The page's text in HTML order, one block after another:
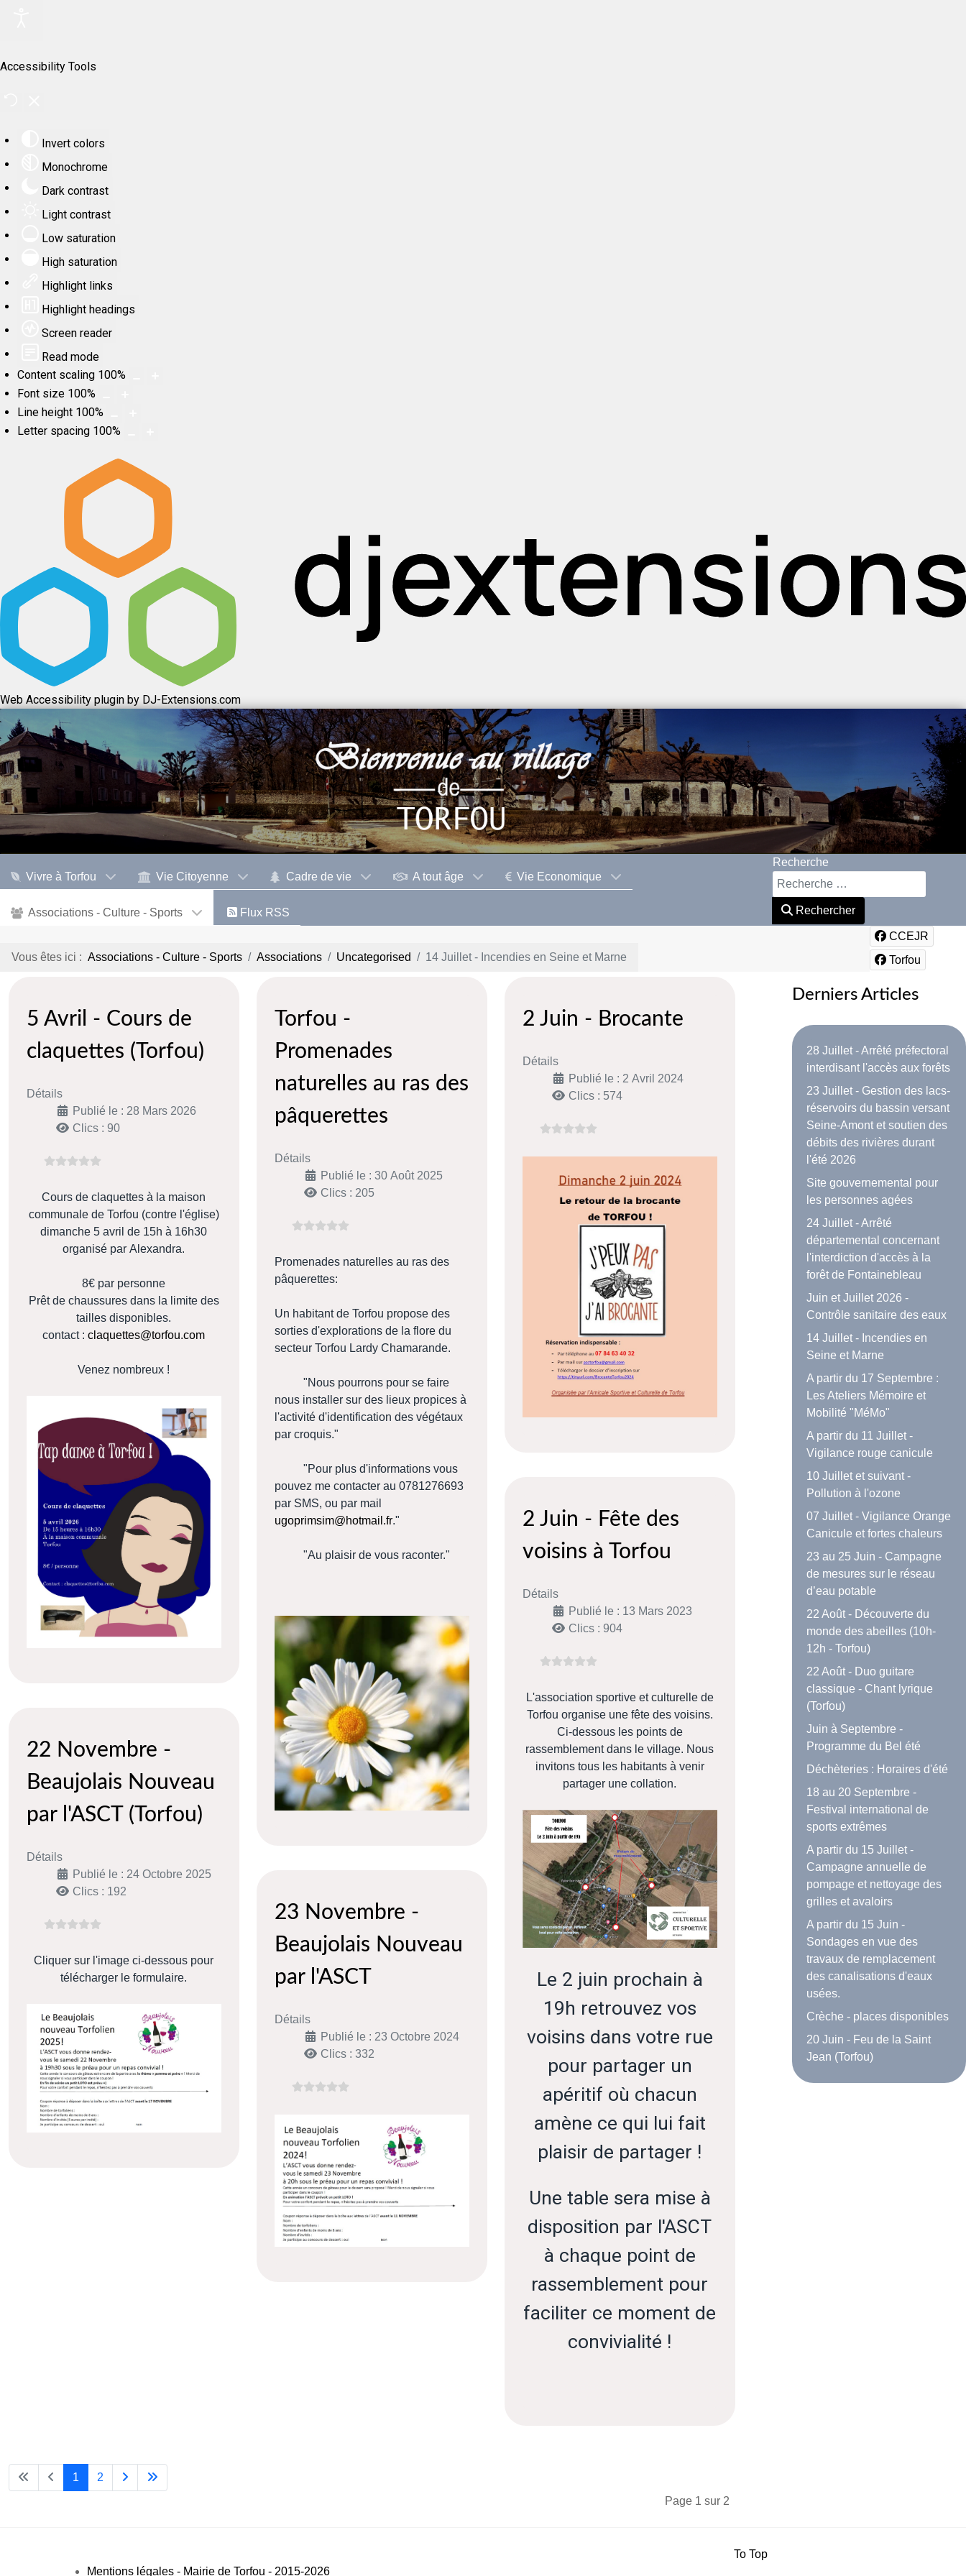
Accessibility Tools
Invert colors
Monochrome
Dark contrast
Light contrast
Low saturation
High saturation
Highlight links
Highlight headings
Screen reader
Read mode
Content scaling 100%
Font size 100%
Line height 100%
Letter spacing 100%
Web Accessibility plugin by DJ-Extensions.com
Vivre à Torfou Vie Citoyenne Cadre de vie A tout âge Vie Economique
Associations - Culture - Sports Flux RSS
Recherche
Rechercher
Vous êtes ici : Associations - Culture - Sports Associations Uncategorised 14 Juillet - Incendies en Seine et Marne
CCEJR
Torfou
5 Avril - Cours de
claquettes (Torfou)
Détails
Publié le : 28 Mars 2026
Clics : 90
Cours de claquettes à la maison
communale de Torfou (contre l'église)
dimanche 5 avril de 15h à 16h30
organisé par Alexandra.
8€ par personne
Prêt de chaussures dans la limite des
tailles disponibles.
contact :claquettes@torfou.com
Venez nombreux !
22 Novembre -
Beaujolais Nouveau
par l'ASCT (Torfou)
Détails
Publié le : 24 Octobre 2025
Clics : 192
Cliquer sur l'image ci-dessous pour
télécharger le formulaire.
Torfou -
Promenades
naturelles au ras des
pâquerettes
Détails
Publié le : 30 Août 2025
Clics : 205
Promenades naturelles au ras des
pâquerettes:
Un habitant de Torfou propose des
sorties d'explorations de la flore du
secteur Torfou Lardy Chamarande.
"Nous pourrons pour se faire
nous installer sur des lieux propices à
l'activité d'identification des végétaux
par croquis."
"Pour plus d'informations vous
pouvez me contacter au 0781276693
par SMS, ou par mail
ugoprimsim@hotmail.fr."
"Au plaisir de vous raconter."
23 Novembre -
Beaujolais Nouveau
par l'ASCT
Détails
Publié le : 23 Octobre 2024
Clics : 332
2 Juin - Brocante
Détails
Publié le : 2 Avril 2024
Clics : 574
2 Juin - Fête des
voisins à Torfou
Détails
Publié le : 13 Mars 2023
Clics : 904
L'association sportive et culturelle de
Torfou organise une fête des voisins.
Ci-dessous les points de
rassemblement dans le village. Nous
invitons tous les habitants à venir
partager une collation.
Le 2 juin prochain à
19h retrouvez vos
voisins dans votre rue
pour partager un
apéritif où chacun
amène ce qui lui fait
plaisir de partager !
Une table sera mise à
disposition par l'ASCT
à chaque point de
rassemblement pour
faciliter ce moment de
convivialité !
Page 1 sur 2
1 2
Derniers Articles
28 Juillet - Arrêté préfectoral
interdisant l'accès aux forêts
23 Juillet - Gestion des lacs-
réservoirs du bassin versant
Seine-Amont et soutien des
débits des rivières durant
l'été 2026
Site gouvernemental pour
les personnes agées
24 Juillet - Arrêté
départemental concernant
l'interdiction d'accès à la
forêt de Fontainebleau
Juin et Juillet 2026 -
Contrôle sanitaire des eaux
14 Juillet - Incendies en
Seine et Marne
A partir du 17 Septembre :
Les Ateliers Mémoire et
Mobilité "MéMo"
A partir du 11 Juillet -
Vigilance rouge canicule
10 Juillet et suivant -
Pollution à l'ozone
07 Juillet - Vigilance Orange
Canicule et fortes chaleurs
23 au 25 Juin - Campagne
de mesures sur le réseau
d’eau potable
22 Août - Découverte du
monde des abeilles (10h-
12h - Torfou)
22 Août - Duo guitare
classique - Chant lyrique
(Torfou)
Juin à Septembre -
Programme du Bel été
Déchèteries : Horaires d'été
18 au 20 Septembre -
Festival international de
sports extrêmes
A partir du 15 Juillet -
Campagne annuelle de
pompage et nettoyage des
grilles et avaloirs
A partir du 15 Juin -
Sondages en vue des
travaux de remplacement
des canalisations d'eaux
usées.
Crèche - places disponibles
20 Juin - Feu de la Saint
Jean (Torfou)
Mentions légales - Mairie de Torfou - 2015-2026
To Top